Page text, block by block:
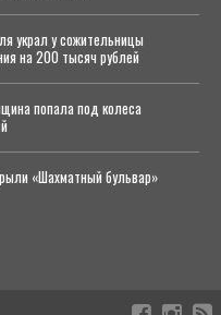
украл у сожительницы
на 200 тысяч рублей
попала под колеса
«Шахматный бульвар»